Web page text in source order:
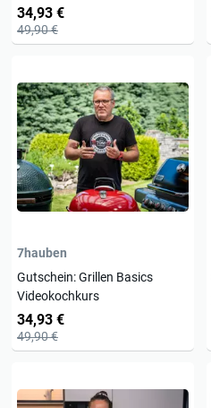
34,93 €
49,90 €
7hauben
Gutschein: Grillen Basics
Videokochkurs
34,93 €
49,90 €